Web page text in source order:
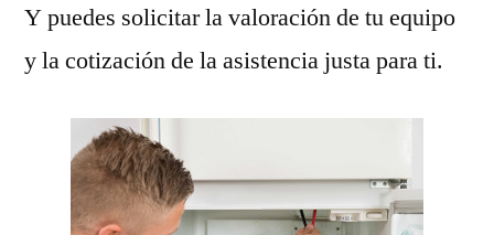
Y puedes solicitar la valoración de tu equipo
y la cotización de la asistencia justa para ti.